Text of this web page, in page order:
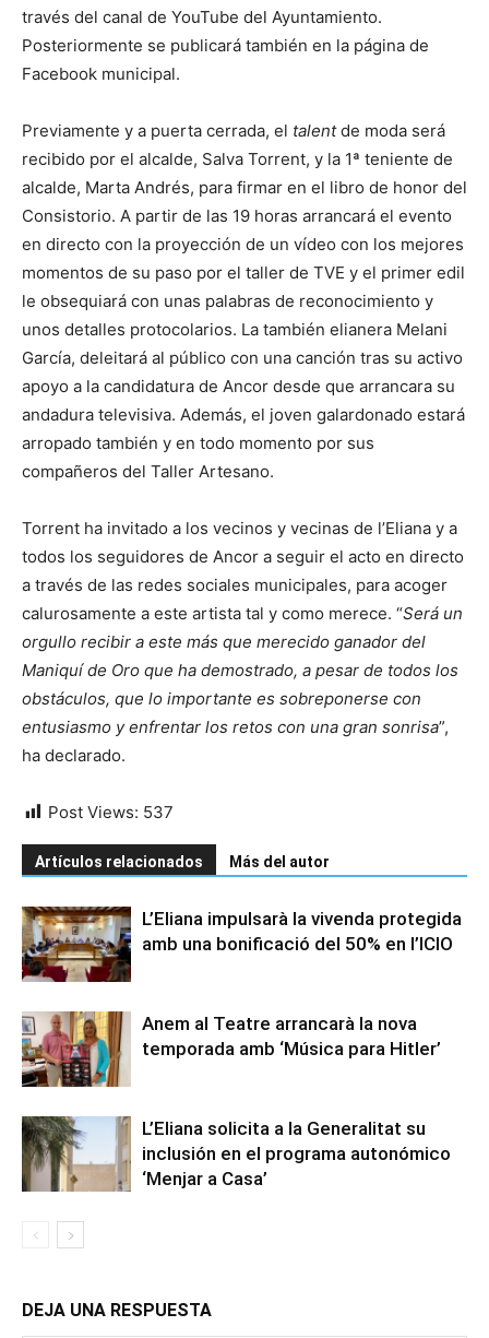
través del canal de YouTube del Ayuntamiento.
Posteriormente se publicará también en la página de
Facebook municipal.
Previamente y a puerta cerrada, el talentde moda será
recibido por el alcalde, Salva Torrent, y la 1ª teniente de
alcalde, Marta Andrés, para firmar en el libro de honor del
Consistorio. A partir de las 19 horas arrancará el evento
en directo con la proyección de un vídeo con los mejores
momentos de su paso por el taller de TVE y el primer edil
le obsequiará con unas palabras de reconocimiento y
unos detalles protocolarios. La también elianera Melani
García, deleitará al público con una canción tras su activo
apoyo a la candidatura de Ancor desde que arrancara su
andadura televisiva. Además, el joven galardonado estará
arropado también y en todo momento por sus
compañeros del Taller Artesano.
Torrent ha invitado a los vecinos y vecinas de l’Eliana y a
todos los seguidores de Ancor a seguir el acto en directo
a través de las redes sociales municipales, para acoger
calurosamente a este artista tal y como merece. “Será un
orgullo recibir a este más que merecido ganador del
Maniquí de Oro que ha demostrado, a pesar de todos los
obstáculos, que lo importante es sobreponerse con
entusiasmo y enfrentar los retos con una gran sonrisa”,
ha declarado.
Post Views: 537
Artículos relacionados Más del autor
L’Eliana impulsarà la vivenda protegida
amb una bonificació del 50% en l’ICIO
Anem al Teatre arrancarà la nova
temporada amb ‘Música para Hitler’
L’Eliana solicita a la Generalitat su
inclusión en el programa autonómico
‘Menjar a Casa’
DEJA UNA RESPUESTA